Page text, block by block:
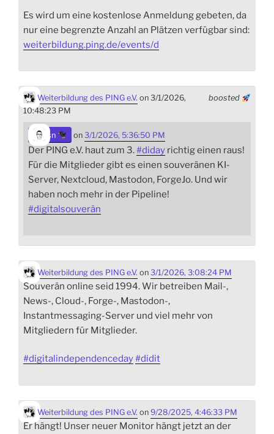
Es wird um eine kostenlose Anmeldung gebeten, da
nur eine begrenzte Anzahl an Plätzen verfügbar sind:
weiterbildung.ping.de/events/d
boosted
Weiterbildung des PING e.V. on 3/1/2026,
10:48:23 PM
sn on 3/1/2026, 5:36:50 PM
Der PING e.V. haut zum 3.#diday richtig einen raus!
Für die Mitglieder gibt es einen souveränen KI-
Server, Nextcloud, Mastodon, ForgeJo. Und wir
haben noch mehr in der Pipeline!
#digitalsouverän
Weiterbildung des PING e.V. on 3/1/2026, 3:08:24 PM
Souverän online seid 1994. Wir betreiben Mail-,
News-, Cloud-, Forge-, Mastodon-,
Instantmessaging-Server und viel mehr von
Mitgliedern für Mitglieder.
#digitalindependenceday#didit
Weiterbildung des PING e.V. on 9/28/2025, 4:46:33 PM
Er hängt! Unser neuer Monitor hängt jetzt an der